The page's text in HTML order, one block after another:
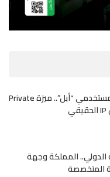
ثغرات تهدد خصوصية مستخدمي “أبل”.. ميزة Private
الدولي.. المملكة وجهة
المتخصصة